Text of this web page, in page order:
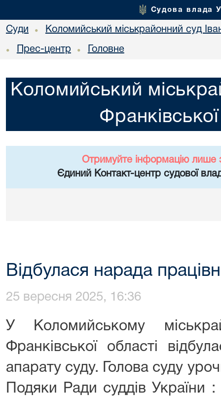
Судова влада
Суди • Коломийський міськрайонний суд
• Прес-центр • Головне
Коломийський
Отримуйте інформацію лише
Єдиний Контакт-центр судової
Відбулася нарада
25 вересня 2025, 16:36
У Коломийському
Франківської області
апарату суду. Голова суду
Подяки Ради суддів України :